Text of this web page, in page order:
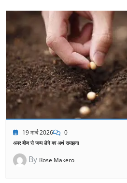
19 मार्च 2026 0
अमर बीज से जन्म लेने का अर्थ समझना
By Rose Makero